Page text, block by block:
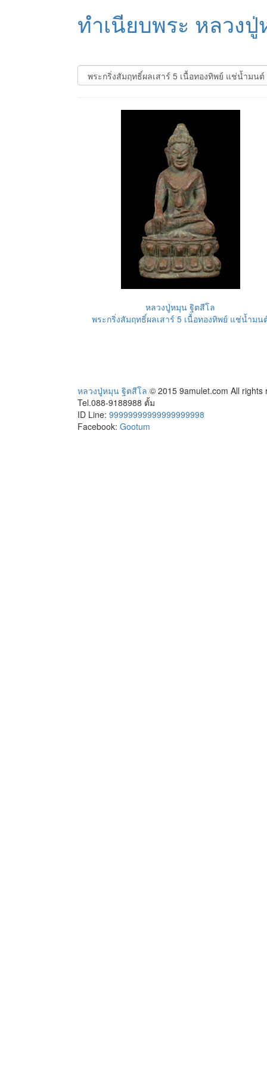
ทำเนียบพระ หลวง
หลวงปู่หมุน ฐิตสีโล
พระกริ่งสัมฤทธิ์ผลเสาร์ 5 เนื้อทองทิพย์ แช่น้ำมน
หลวงปู่หมุน ฐิตสีโล © 2015 9amulet.com All
Tel.088-9188988 ตั้ม
ID Line: 99999999999999999998
Facebook: Gootum